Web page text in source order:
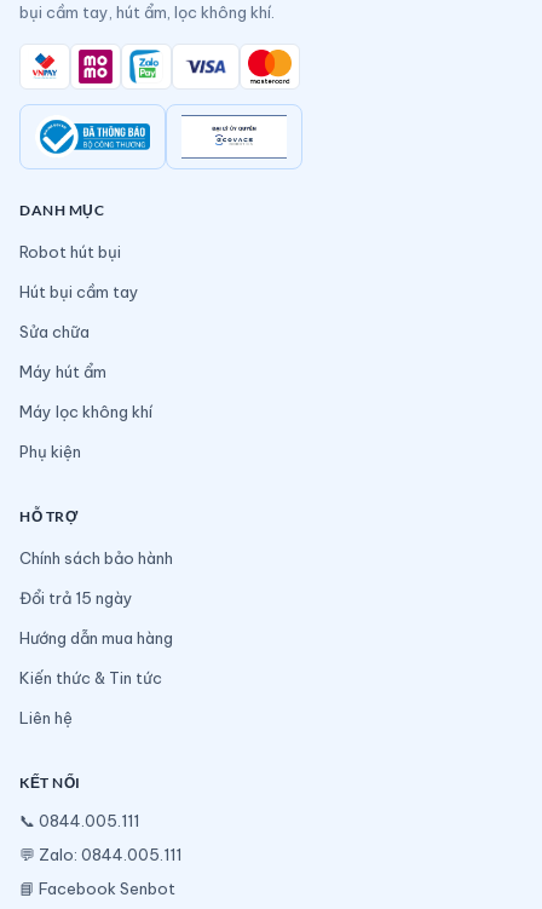
bụi cầm tay, hút ẩm, lọc không khí.
DANH MỤC
Robot hút bụi
Hút bụi cầm tay
Sửa chữa
Máy hút ẩm
Máy lọc không khí
Phụ kiện
HỖ TRỢ
Chính sách bảo hành
Đổi trả 15 ngày
Hướng dẫn mua hàng
Kiến thức & Tin tức
Liên hệ
KẾT NỐI
📞 0844.005.111
💬 Zalo: 0844.005.111
📘 Facebook Senbot